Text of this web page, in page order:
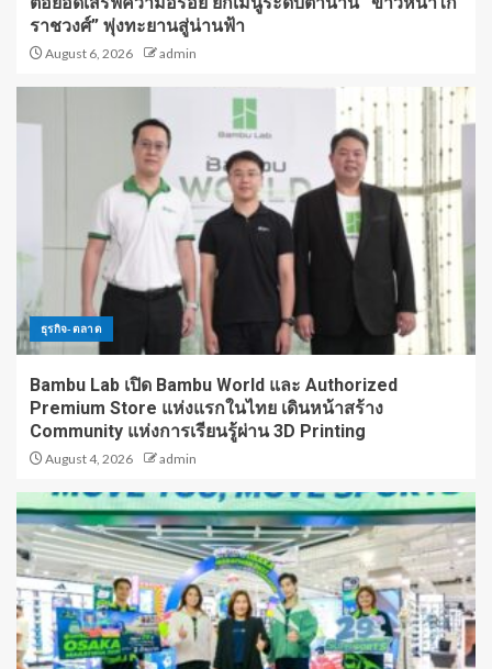
ราชวงศ์” พุ่งทะยานสู่น่านฟ้า
August 6, 2026 admin
ธุรกิจ-ตลาด
Bambu Lab เปิด Bambu World และ Authorized
Premium Store แห่งแรกในไทย เดินหน้าสร้าง
Community แห่งการเรียนรู้ผ่าน 3D Printing
August 4, 2026 admin